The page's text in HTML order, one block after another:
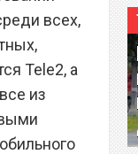
нет
всех,
Tele2, а
из